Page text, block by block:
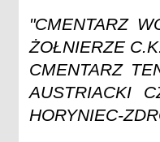
"CMENTARZ
ŻOŁNIERZE
CMENTARZ
AUSTRIACKI
HORYNIEC-